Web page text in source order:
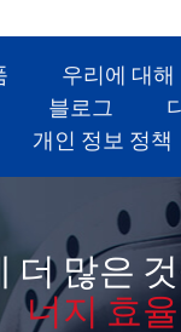
우리에 대해
블로그
개인 정보 정책
더 많은
너지 효율